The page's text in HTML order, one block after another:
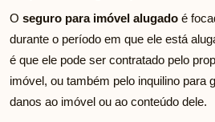
O seguro para imóvel alugado é
durante o período em que ele está
é que ele pode ser contratado pelo
imóvel, ou também pelo inquilino para
danos ao imóvel ou ao conteúdo dele.